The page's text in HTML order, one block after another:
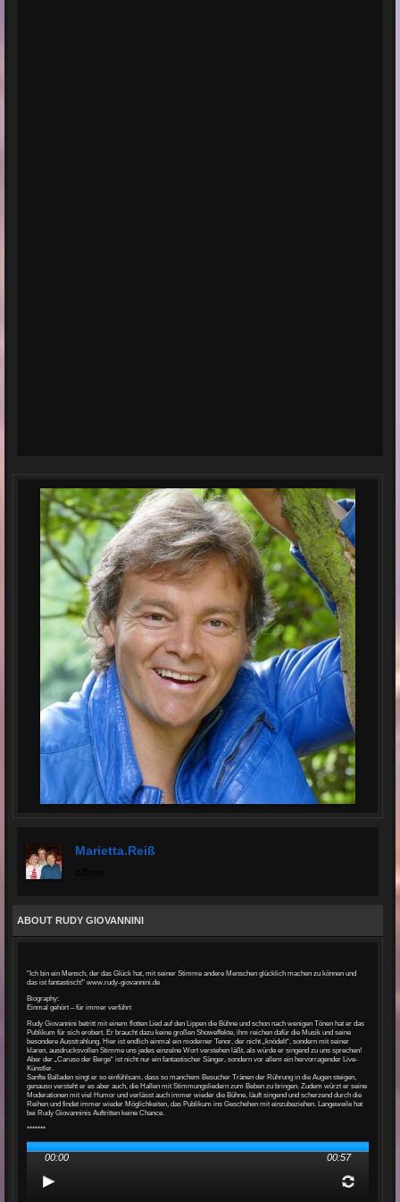
Marietta.reiß
ABOUT RUDY GIOVANNINI
"Ich bin ein Mensch, der das Glück hat, mit seiner Stimme andere Menschen glücklich machen zu können und
das ist fantastisch!" www.rudy-giovannini.de
Biography:
Einmal gehört – für immer verführt
Rudy Giovannini betritt mit einem flotten Lied auf den Lippen die Bühne und schon nach wenigen Tönen hat er das
Publikum für sich erobert. Er braucht dazu keine großen Showeffekte, ihm reichen dafür die Musik und seine
besondere Ausstrahlung. Hier ist endlich einmal ein moderner Tenor, der nicht „knödelt“, sondern mit seiner
klaren, ausdrucksvollen Stimme uns jedes einzelne Wort verstehen läßt, als würde er singend zu uns sprechen!
Aber der „Caruso der Berge“ ist nicht nur ein fantastischer Sänger, sondern vor allem ein hervorragender Live-
Künstler.
Sanfte Balladen singt er so einfühlsam, dass so manchem Besucher Tränen der Rührung in die Augen steigen,
genauso versteht er es aber auch, die Hallen mit Stimmungsliedern zum Beben zu bringen. Zudem würzt er seine
Moderationen mit viel Humor und verlässt auch immer wieder die Bühne, läuft singend und scherzend durch die
Reihen und findet immer wieder Möglichkeiten, das Publikum ins Geschehen mit einzubeziehen. Langeweile hat
bei Rudy Giovanninis Auftritten keine Chance.
*******
00:00 00:57